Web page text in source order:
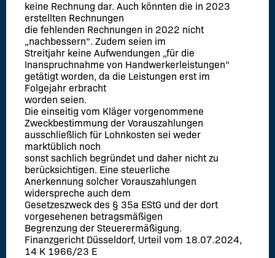
keine Rechnung dar. Auch könnten die in 2023
erstellten Rechnungen
die fehlenden Rechnungen in 2022 nicht
„nachbessern“. Zudem seien im
Streitjahr keine Aufwendungen „für die
Inanspruchnahme von Handwerkerleistungen“
getätigt worden, da die Leistungen erst im
Folgejahr erbracht
worden seien.
Die einseitig vom Kläger vorgenommene
Zweckbestimmung der Vorauszahlungen
ausschließlich für Lohnkosten sei weder
marktüblich noch
sonst sachlich begründet und daher nicht zu
berücksichtigen. Eine steuerliche
Anerkennung solcher Vorauszahlungen
widerspreche auch dem
Gesetzeszweck des § 35a EStG und der dort
vorgesehenen betragsmäßigen
Begrenzung der Steuerermäßigung.
Finanzgericht Düsseldorf, Urteil vom 18.07.2024,
14 K 1966/23 E